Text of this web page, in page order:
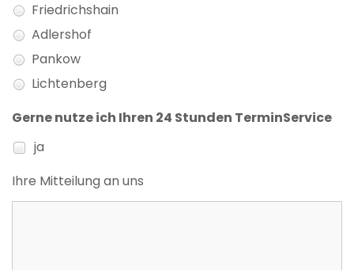
Friedrichshain
Adlershof
Pankow
Lichtenberg
Gerne nutze ich Ihren 24 Stunden TerminService
ja
Ihre Mitteilung an uns